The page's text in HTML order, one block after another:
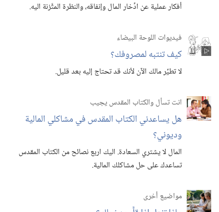
أفكار عملية عن ادِّخار المال وإنفاقه،‏ والنظرة المتَّزنة اليه.‏
فيديوات اللوحة البيضاء
كيف تنتبه لمصروفك؟‏
لا تطيِّر مالك الآن لأنك قد تحتاج إليه بعد قليل.‏
انت تسأل والكتاب المقدس يجيب
هل يساعدني الكتاب المقدس في مشاكلي المالية
وديوني؟‏
المال لا يشتري السعادة.‏ اليك اربع نصائح من الكتاب المقدس
تساعدك على حل مشاكلك المالية.‏
مواضيع أخرى